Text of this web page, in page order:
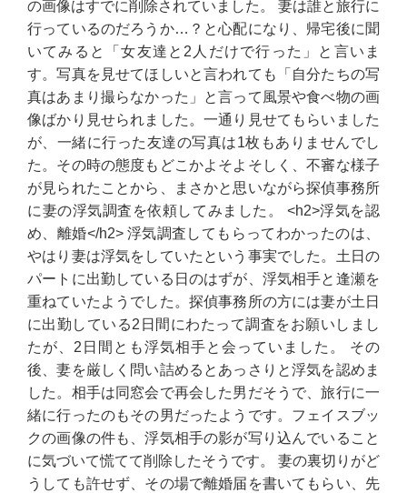
の画像はすでに削除されていました。 妻は誰と旅行に
行っているのだろうか…？と心配になり、帰宅後に聞
いてみると「女友達と2人だけで行った」と言いま
す。写真を見せてほしいと言われても「自分たちの写
真はあまり撮らなかった」と言って風景や食べ物の画
像ばかり見せられました。一通り見せてもらいました
が、一緒に行った友達の写真は1枚もありませんでし
た。その時の態度もどこかよそよそしく、不審な様子
が見られたことから、まさかと思いながら探偵事務所
に妻の浮気調査を依頼してみました。 <h2>浮気を認
め、離婚</h2> 浮気調査してもらってわかったのは、
やはり妻は浮気をしていたという事実でした。土日の
パートに出勤している日のはずが、浮気相手と逢瀬を
重ねていたようでした。探偵事務所の方には妻が土日
に出勤している2日間にわたって調査をお願いしまし
たが、2日間とも浮気相手と会っていました。 その
後、妻を厳しく問い詰めるとあっさりと浮気を認めま
した。相手は同窓会で再会した男だそうで、旅行に一
緒に行ったのもその男だったようです。フェイスブッ
クの画像の件も、浮気相手の影が写り込んでいること
に気づいて慌てて削除したそうです。 妻の裏切りがど
うしても許せず、その場で離婚届を書いてもらい、先